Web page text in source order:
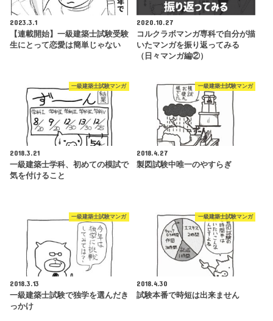
2023.3.1
【連載開始】一級建築士試験受験
生にとって恋愛は簡単じゃない
2020.10.27
コルクラボマンガ専科で自分が描
いたマンガを振り返ってみる
（日々マンガ編②）
一級建築士試験マンガ
2018.3.21
一級建築士学科、初めての模試で
気を付けること
一級建築士試験マンガ
2018.4.27
製図試験中唯一のやすらぎ
一級建築士試験マンガ
2018.3.13
一級建築士試験で独学を選んだき
っかけ
一級建築士試験マンガ
2018.4.30
試験本番で時短は出来ません